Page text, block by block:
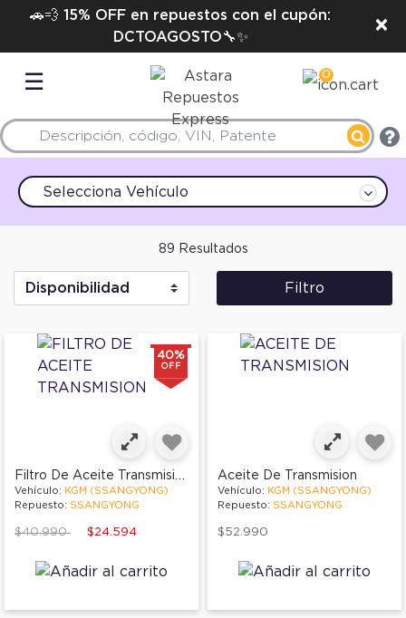
🚗💨 15% OFF en repuestos con el cupón:
DCTOAGOSTO🔧✨
×
☰ 0
Selecciona Vehículo
89 Resultados
Filtro
40%
OFF
Filtro De Aceite Transmision
Vehículo: KGM (SSANGYONG)
Repuesto: SSANGYONG
Price reduced from
$40.990to $24.594
Aceite De Transmision
Vehículo: KGM (SSANGYONG)
Repuesto: SSANGYONG
$52.990